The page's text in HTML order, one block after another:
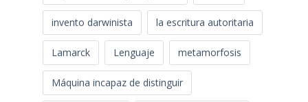
invento darwinista la escritura autoritaria
Lamarck Lenguaje metamorfosis
Máquina incapaz de distinguir